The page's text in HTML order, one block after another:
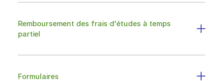
Remboursement des frais d'études à temps
partiel
Formulaires